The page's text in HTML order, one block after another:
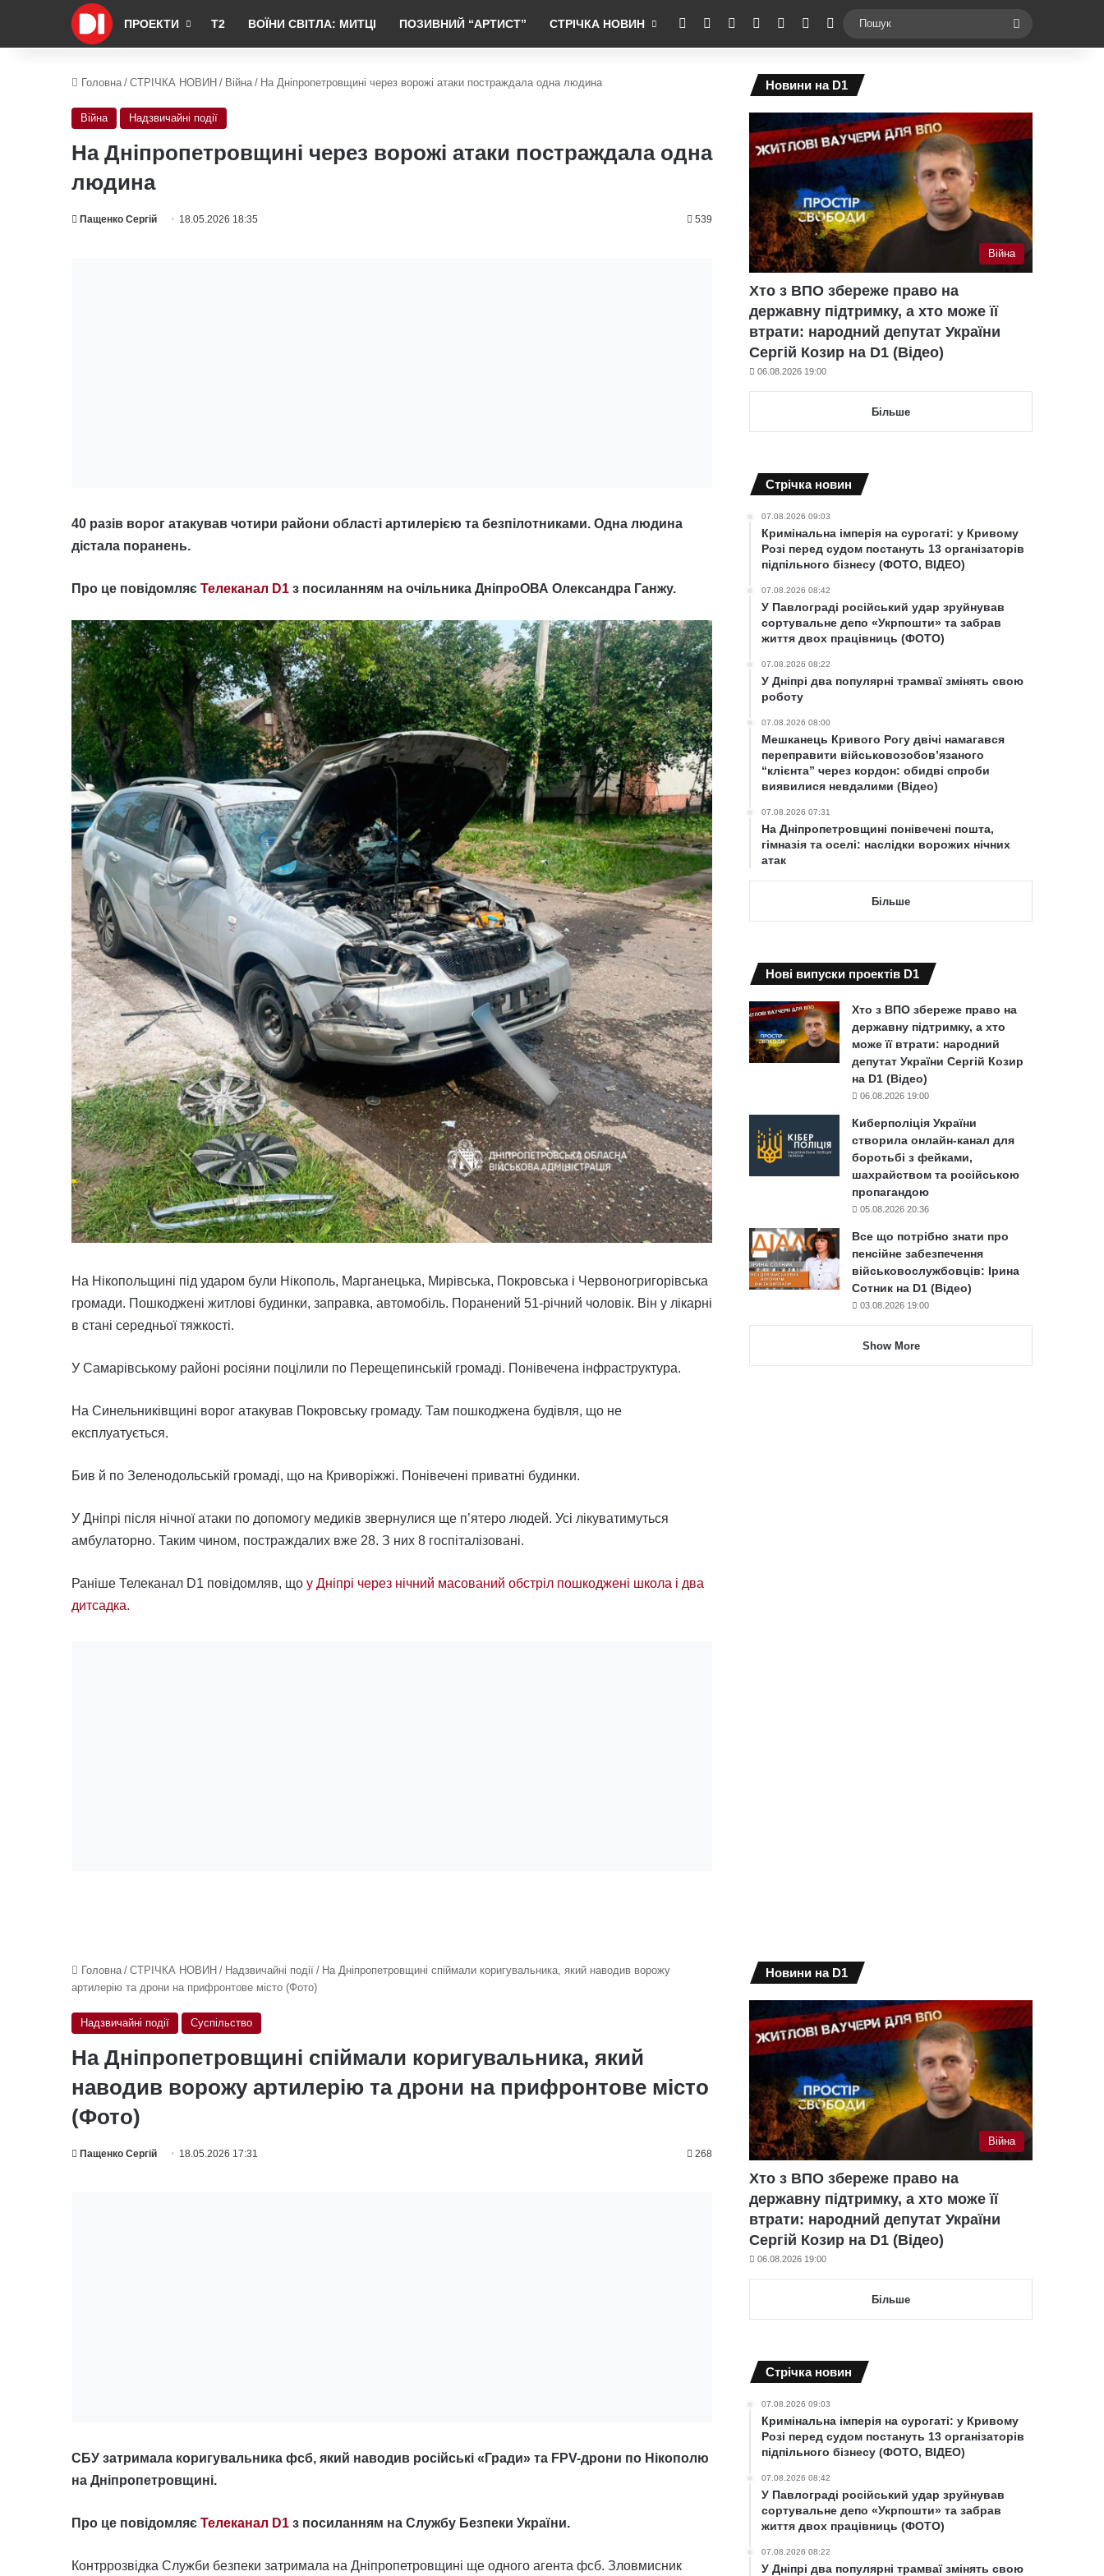
ПРОЕКТИ Т2 ВОЇНИ СВІТЛА: МИТЦІ ПОЗИВНИЙ “АРТИСТ” СТРІЧКА НОВИН RSS Facebook YouTubeInstagramTelegramSwitch skin
Головна / СТРІЧКА НОВИН / Війна / На Дніпропетровщині через ворожі атаки постраждала одна людина
Війна Надзвичайні події
На Дніпропетровщині через ворожі атаки постраждала одна
людина
Пащенко Сергій 18.05.2026 18:35 539
40 разів ворог атакував чотири райони області артилерією та безпілотниками. Одна людина
дістала поранень.
Про це повідомляє Телеканал D1 з посиланням на очільника ДніпроОВА Олександра Ганжу.
На Нікопольщині під ударом були Нікополь, Марганецька, Мирівська, Покровська і Червоногригорівська
громади. Пошкоджені житлові будинки, заправка, автомобіль. Поранений 51-річний чоловік. Він у лікарні
в стані середньої тяжкості.
У Самарівському районі росіяни поцілили по Перещепинській громаді. Понівечена інфраструктура.
На Синельниківщині ворог атакував Покровську громаду. Там пошкоджена будівля, що не
експлуатується.
Бив й по Зеленодольській громаді, що на Криворіжжі. Понівечені приватні будинки.
У Дніпрі після нічної атаки по допомогу медиків звернулися ще п’ятеро людей. Усі лікуватимуться
амбулаторно. Таким чином, постраждалих вже 28. З них 8 госпіталізовані.
Раніше Телеканал D1 повідомляв, що у Дніпрі через нічний масований обстріл пошкоджені школа і два
дитсадка.
Новини на D1
Війна
Хто з ВПО збереже право на
державну підтримку, а хто може її
втрати: народний депутат України
Сергій Козир на D1 (Відео)
06.08.2026 19:00
Більше
Cтрічка новин
07.08.2026 09:03
Кримінальна імперія на сурогаті: у Кривому
Розі перед судом постануть 13 організаторів
підпільного бізнесу (ФОТО, ВІДЕО)
07.08.2026 08:42
У Павлограді російський удар зруйнував
сортувальне депо «Укрпошти» та забрав
життя двох працівниць (ФОТО)
07.08.2026 08:22
У Дніпрі два популярні трамваї змінять свою
роботу
07.08.2026 08:00
Мешканець Кривого Рогу двічі намагався
переправити військовозобов’язаного
“клієнта” через кордон: обидві спроби
виявилися невдалими (Відео)
07.08.2026 07:31
На Дніпропетровщині понівечені пошта,
гімназія та оселі: наслідки ворожих нічних
атак
Більше
Нові випуски проектів D1
Хто з ВПО збереже право на
державну підтримку, а хто
може її втрати: народний
депутат України Сергій Козир
на D1 (Відео)
06.08.2026 19:00
Киберполіція України
створила онлайн-канал для
боротьбі з фейками,
шахрайством та російською
пропагандою
05.08.2026 20:36
Все що потрібно знати про
пенсійне забезпечення
військовослужбовців: Ірина
Сотник на D1 (Відео)
03.08.2026 19:00
Show More